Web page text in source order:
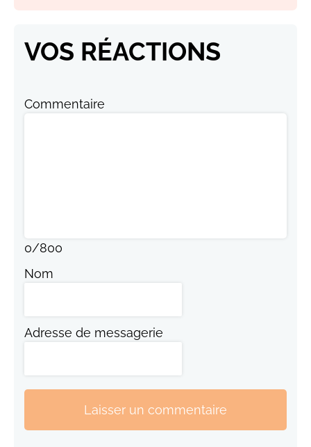
VOS RÉACTIONS
Commentaire
0/800
Nom
Adresse de messagerie
Laisser un commentaire